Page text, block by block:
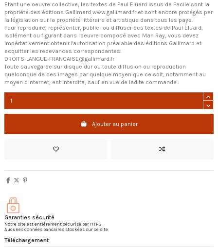
Etant une oeuvre collective, les textes de Paul Eluard issus de Facile sont la
propriété des éditions Gallimard www.gallimard.fr et sont encore protégés par
la législation sur la propriété littéraire et artistique dans tous les pays.
Pour reproduire, représenter, publier ou diffuser ces textes de Paul Eluard,
isolément ou figurant dans l'oeuvre composé avec Man Ray, vous devez
impértativement obtenir l'autorisation préalable des éditions Gallimard et
acquitter les redevances correspondantes.
DROITS-LANGUE-FRANCAISE@gallimard.fr
Toute sauvegarde sur disque dur ou toute diffusion ou reproduction
quelconque de ces images par quelque moyen que ce soit, notamment au
moyen d'Internet, est interdite, sauf en vue de ladite commande.
Ajouter au panier
Garanties sécurité
Notre site est entièrement sécurisé par HTPS
Aucunes données bancaires stockées sur ce site
Téléchargement